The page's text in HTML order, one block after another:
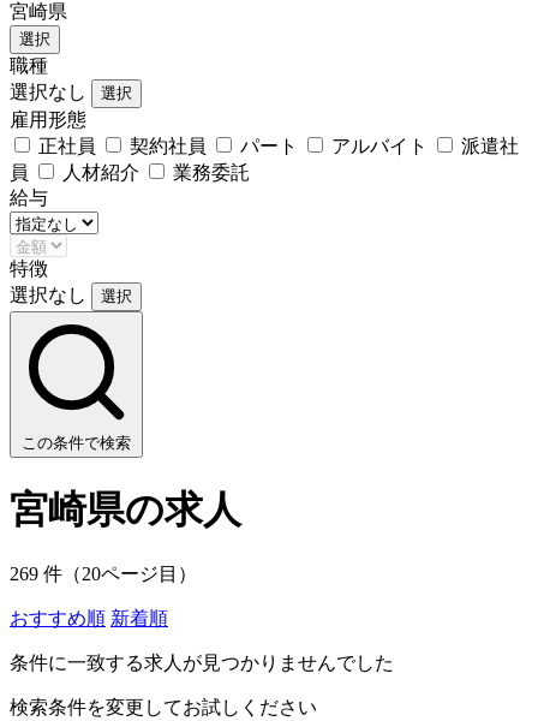
宮崎県
選択
職種
選択なし
選択
雇用形態
正社員
契約社員 パート アルバイト
派遣社
員
人材紹介
業務委託
給与
特徴
選択なし
選択
この条件で検索
宮崎県の求人
269 件（20ページ目）
おすすめ順 新着順
条件に一致する求人が見つかりませんでした
検索条件を変更してお試しください